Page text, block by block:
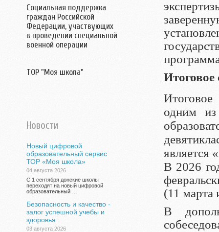
Социальная поддержка
граждан Российской
Федерации, участвующих
в проведении специальной
военной операции
ТОР "Моя школа"
Новости
Новый цифровой
образовательный сервис
ТОР «Моя школа»
04 августа 2026
С 1 сентября донские школы
переходят на новый цифровой
образовательный …
Безопасность и качество -
залог успешной учебы и
здоровья
03 августа 2026
Итоговое
одним
является
В 2026
(11 марта
В